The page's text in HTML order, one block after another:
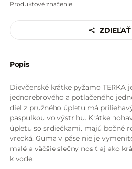
Produktové značenie
ZDIEĽAŤ
Popis
Dievčenské krátke pyžamo TERKA
jednorebrového a potlačeného
diel z pružného úpletu má
paspulkou vo výstrihu. Krátke
úpletu so srdiečkami, majú bočné
vrecká. Guma v páse nie je
malé a väčšie slečny nosiť aj ako
k vode.